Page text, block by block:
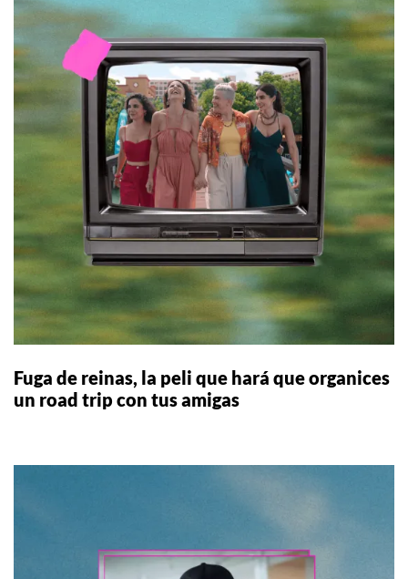
Fuga de reinas, la peli que hará que organices
un road trip con tus amigas